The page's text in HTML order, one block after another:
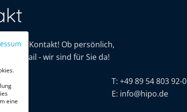
uns in Kontakt! Ob persönlich,
E-Mail - wir sind für Sie da!
T: +49 89 54 803 92-0
E: info@hipo.de
eine